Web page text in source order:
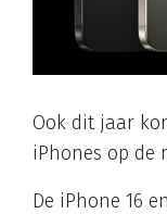
Ook dit jaar
iPhones op de
De iPhone 16